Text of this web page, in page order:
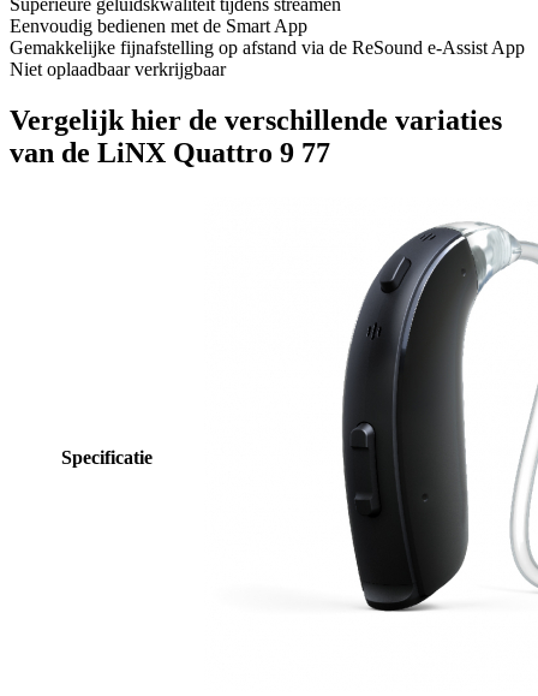
Superieure geluidskwaliteit tijdens streamen
Eenvoudig bedienen met de Smart App
Gemakkelijke fijnafstelling op afstand via de ReSound e-Assist App
Niet oplaadbaar verkrijgbaar
Vergelijk hier de verschillende variaties
van de LiNX Quattro 9 77
Specificatie